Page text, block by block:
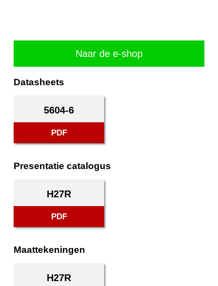
Naar de e-shop
Datasheets
5604-6
PDF
Presentatie catalogus
H27R
PDF
Maattekeningen
H27R